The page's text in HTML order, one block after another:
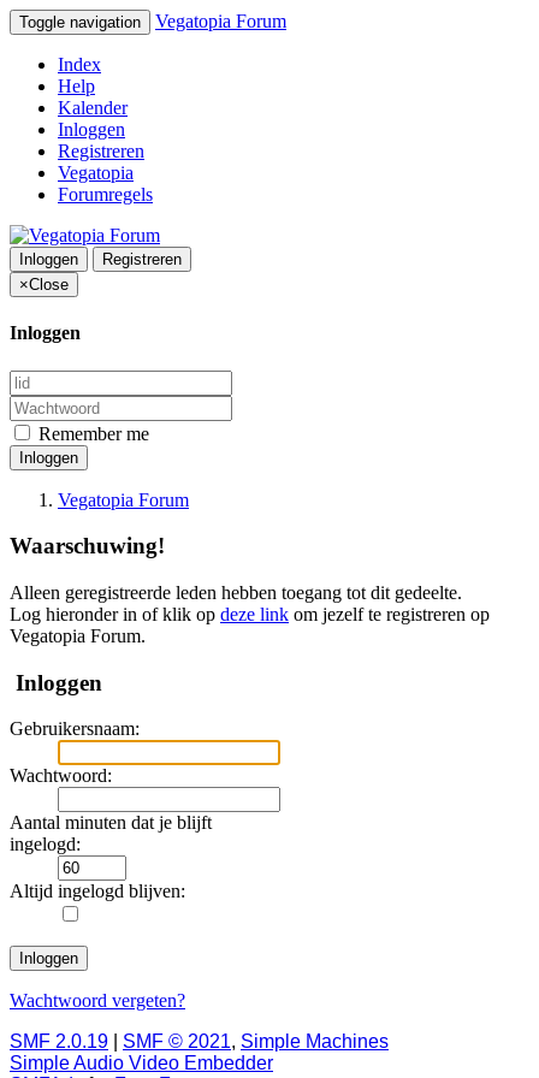
Toggle navigation Vegatopia Forum
Index
Help
Kalender
Inloggen
Registreren
Vegatopia
Forumregels
Inloggen
Registreren
×Close
Inloggen
Remember me
Inloggen
Vegatopia Forum
Waarschuwing!
Alleen geregistreerde leden hebben toegang tot dit gedeelte.
Log hieronder in of klik op deze link om jezelf te registreren op
Vegatopia Forum.
Inloggen
Gebruikersnaam:
Wachtwoord:
Aantal minuten dat je blijft
ingelogd:
Altijd ingelogd blijven:
Wachtwoord vergeten?
SMF 2.0.19
SMF © 2021, Simple Machines
Simple Audio Video Embedder